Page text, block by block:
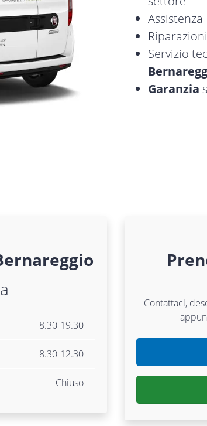
Servizio
Garanzia
8.30-19.30
8.30-12.30
Chiuso
Contattaci,